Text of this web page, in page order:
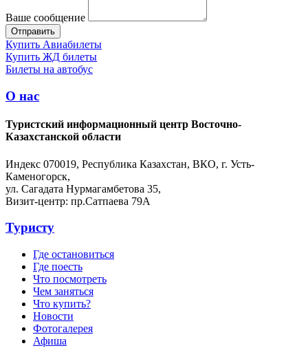
Ваше сообщение
Купить Авиабилеты
Купить ЖД билеты
Билеты на автобус
О нас
Туристский информационный центр Восточно-
Казахстанской области
Индекс 070019, Республика Казахстан, ВКО, г. Усть-
Каменогорск,
ул. Сагадата Нурмагамбетова 35,
Визит-центр: пр.Сатпаева 79А
Туристу
Где остановиться
Где поесть
Что посмотреть
Чем заняться
Что купить?
Новости
Фотогалерея
Афиша